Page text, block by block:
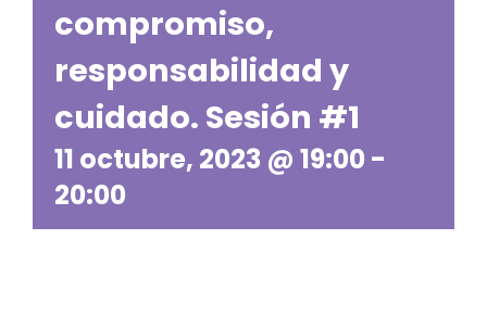
compromiso,
responsabilidad y
cuidado. Sesión #1
11 octubre, 2023 @ 19:00 -
20:00